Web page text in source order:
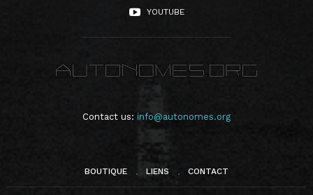
YOUTUBE
Contact us: info@autonomes.org
BOUTIQUE LIENS CONTACT